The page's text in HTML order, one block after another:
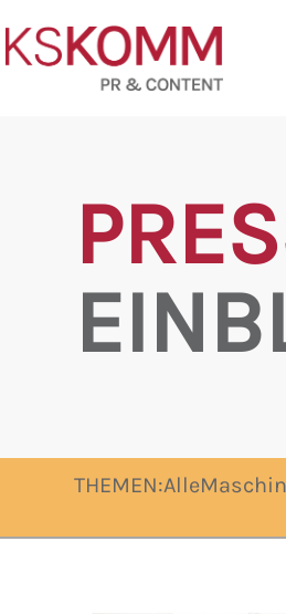
THEMEN:Alle